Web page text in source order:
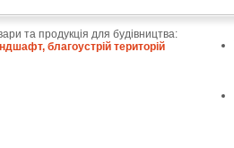
та продукція для будівництва:
благоустрій територій